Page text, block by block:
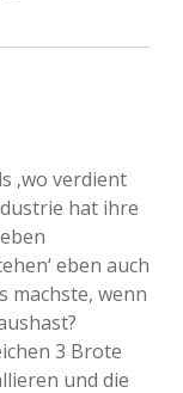
‚wo verdient
hat ihre
eben auch
machste, wenn
3 Brote
und die